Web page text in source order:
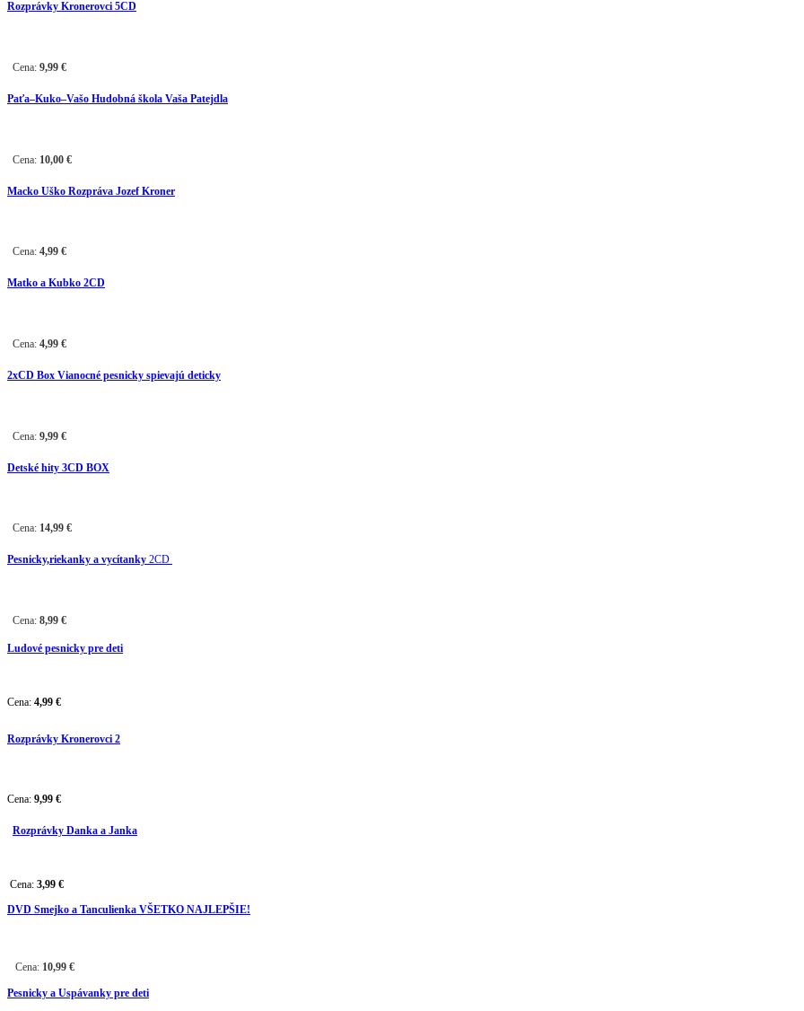
Rozprávky Kronerovci 5CD
Cena: 9,99 €
Paťa–Kuko–Vašo Hudobná škola Vaša Patejdla
Cena: 10,00 €
Macko Uško Rozpráva Jozef Kroner
Cena: 4,99 €
Matko a Kubko 2CD
Cena: 4,99 €
2xCD Box Vianocné pesnicky spievajú deticky
Cena: 9,99 €
Detské hity 3CD BOX
Cena: 14,99 €
Pesnicky,riekanky a vycítanky 2CD
Cena: 8,99 €
Ludové pesnicky pre deti
Cena: 4,99 €
Rozprávky Kronerovci 2
Cena: 9,99 €
Rozprávky Danka a Janka
Cena: 3,99 €
DVD Smejko a Tanculienka VŠETKO NAJLEPŠIE!
Cena: 10,99 €
Pesnicky a Uspávanky pre deti